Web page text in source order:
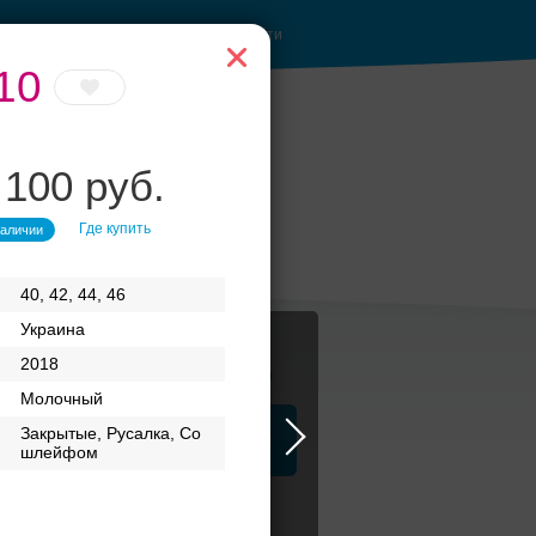
руб.
Где купить
40, 42, 44, 46
Украина
2018
Молочный
Закрытые, Русалка, Со
шлейфом
Войти
Журнал
ЗАГСы Аксессуары